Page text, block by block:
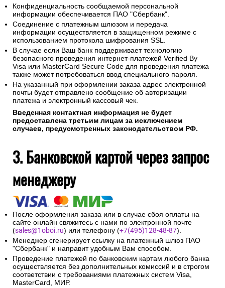
Конфиденциальность сообщаемой персональной
информации обеспечивается ПАО "Сбербанк".
Соединение с платежным шлюзом и передача
информации осуществляется в защищенном режиме с
использованием протокола шифрования SSL.
В случае если Ваш банк поддерживает технологию
безопасного проведения интернет-платежей Verified By
Visa или MasterCard Secure Code для проведения платежа
также может потребоваться ввод специального пароля.
На указанный при оформлении заказа адрес электронной
почты будет отправлено сообщение об авторизации
платежа и электронный кассовый чек.
Введенная контактная информация не будет
предоставлена третьим лицам за исключением
случаев, предусмотренных законодательством РФ.
3. Банковской картой через запрос
менеджеру
После оформления заказа или в случае сбоя оплаты на
сайте онлайн свяжитесь с нами по электронной почте
(sales@1oboi.ru) или телефону (+7(495)128-48-87).
Менеджер сгенерирует ссылку на платежный шлюз ПАО
"Сбербанк" и направит удобным Вам способом.
Проведение платежей по банковским картам любого банка
осуществляется без дополнительных комиссий и в строгом
соответствии с требованиями платежных систем Visa,
MasterCard, МИР.